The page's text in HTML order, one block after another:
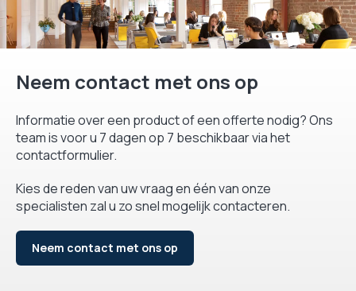
Neem contact met ons op
Informatie over een product of een offerte nodig? Ons
team is voor u 7 dagen op 7 beschikbaar via het
contactformulier.
Kies de reden van uw vraag en één van onze
specialisten zal u zo snel mogelijk contacteren.
Neem contact met ons op